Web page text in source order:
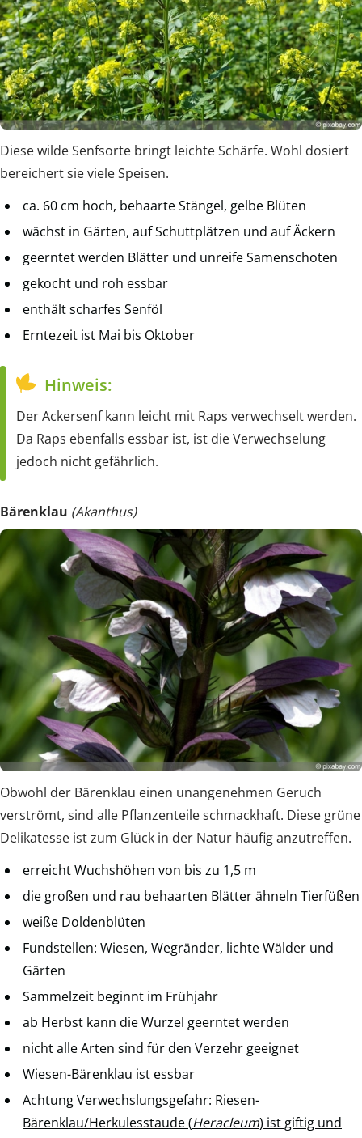
Diese wilde Senfsorte bringt leichte Schärfe. Wohl dosiert
bereichert sie viele Speisen.
ca. 60 cm hoch, behaarte Stängel, gelbe Blüten
wächst in Gärten, auf Schuttplätzen und auf Äckern
geerntet werden Blätter und unreife Samenschoten
gekocht und roh essbar
enthält scharfes Senföl
Erntezeit ist Mai bis Oktober
Hinweis:
Der Ackersenf kann leicht mit Raps verwechselt werden.
Da Raps ebenfalls essbar ist, ist die Verwechselung
jedoch nicht gefährlich.
Bärenklau (Akanthus)
Obwohl der Bärenklau einen unangenehmen Geruch
verströmt, sind alle Pflanzenteile schmackhaft. Diese grüne
Delikatesse ist zum Glück in der Natur häufig anzutreffen.
erreicht Wuchshöhen von bis zu 1,5 m
die großen und rau behaarten Blätter ähneln Tierfüßen
weiße Doldenblüten
Fundstellen: Wiesen, Wegränder, lichte Wälder und
Gärten
Sammelzeit beginnt im Frühjahr
ab Herbst kann die Wurzel geerntet werden
nicht alle Arten sind für den Verzehr geeignet
Wiesen-Bärenklau ist essbar
Achtung Verwechslungsgefahr: Riesen-
Bärenklau/Herkulesstaude (Heracleum) ist giftig und